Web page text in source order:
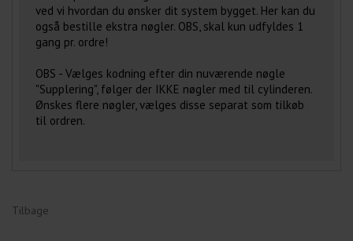
ved vi hvordan du ønsker dit system bygget. Her kan du
også bestille ekstra nøgler. OBS, skal kun udfyldes 1
gang pr. ordre!
OBS - Vælges kodning efter din nuværende nøgle
"Supplering", følger der IKKE nøgler med til cylinderen.
Ønskes flere nøgler, vælges disse separat som tilkøb
til ordren.
Tilbage